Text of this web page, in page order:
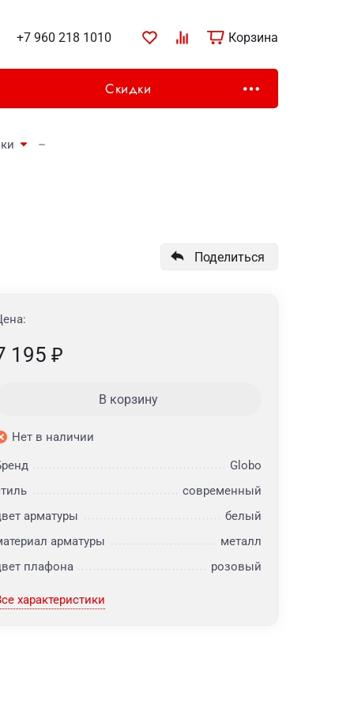
+7 960 218 1010 Корзина
Скидки
Поделиться
195 ₽
В корзину
Нет в наличии
Globo
современный
арматуры
белый
арматуры
металл
плафона
розовый
характеристики